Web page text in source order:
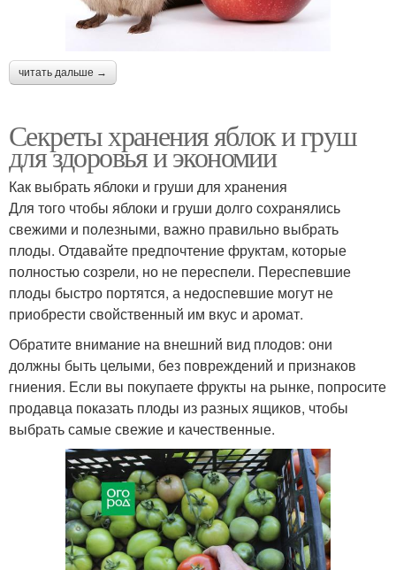
читать дальше →
Секреты хранения яблок и груш
для здоровья и экономии
Как выбрать яблоки и груши для хранения
Для того чтобы яблоки и груши долго сохранялись
свежими и полезными, важно правильно выбрать
плоды. Отдавайте предпочтение фруктам, которые
полностью созрели, но не переспели. Переспевшие
плоды быстро портятся, а недоспевшие могут не
приобрести свойственный им вкус и аромат.
Обратите внимание на внешний вид плодов: они
должны быть целыми, без повреждений и признаков
гниения. Если вы покупаете фрукты на рынке, попросите
продавца показать плоды из разных ящиков, чтобы
выбрать самые свежие и качественные.